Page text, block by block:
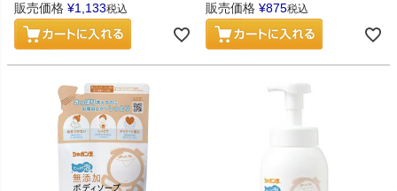
販売価格 ¥1,133税込 販売価格 ¥875税込